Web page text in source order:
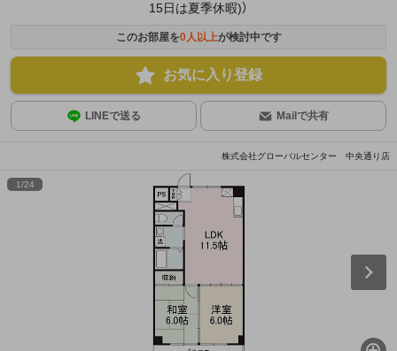
15日は夏季休暇)）
このお部屋を0人以上が検討中です
お気に入り登録
LINEで送る Mailで共有
株式会社グローバルセンター 中央通り店
1/24